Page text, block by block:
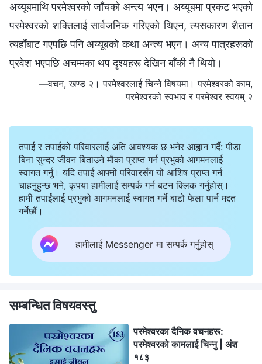
अय्यूबमाथि परमेश्‍वरको जाँचको अन्त्य भएन। अय्यूबमा प्रकट भएको
परमेश्‍वरको शक्तिलाई सार्वजनिक गरिएको थिएन, त्यसकारण शैतान
त्यहाँबाट गएपछि पनि अय्यूबको कथा अन्त्य भएन। अन्य पात्रहरूको
प्रवेश भएपछि अचम्‍मका थप दृश्यहरू देखिन बाँकी नै थियो।
—वचन, खण्ड २। परमेश्‍वरलाई चिन्‍ने विषयमा। परमेश्‍वरको काम,
परमेश्‍वरको स्वभाव र परमेश्‍वर स्वयम् २
तपाई र तपाईको परिवारलाई अति आवश्यक छ भनेर आह्वान गर्दै: पीडा
बिना सुन्दर जीवन बिताउने मौका प्राप्त गर्न प्रभुको आगमनलाई
स्वागत गर्नु। यदि तपाईं आफ्नो परिवारसँग यो आशिष प्राप्त गर्न
चाहनुहुन्छ भने, कृपया हामीलाई सम्पर्क गर्न बटन क्लिक गर्नुहोस्।
हामी तपाईंलाई प्रभुको आगमनलाई स्वागत गर्ने बाटो फेला पार्न मद्दत
गर्नेछौं।
हामीलाई Messenger मा सम्पर्क गर्नुहोस्
सम्बन्धित विषयवस्तु
परमेश्‍वरका दैनिक वचनहरू:
परमेश्‍वरको कामलाई चिन्‍नु | अंश
१८३